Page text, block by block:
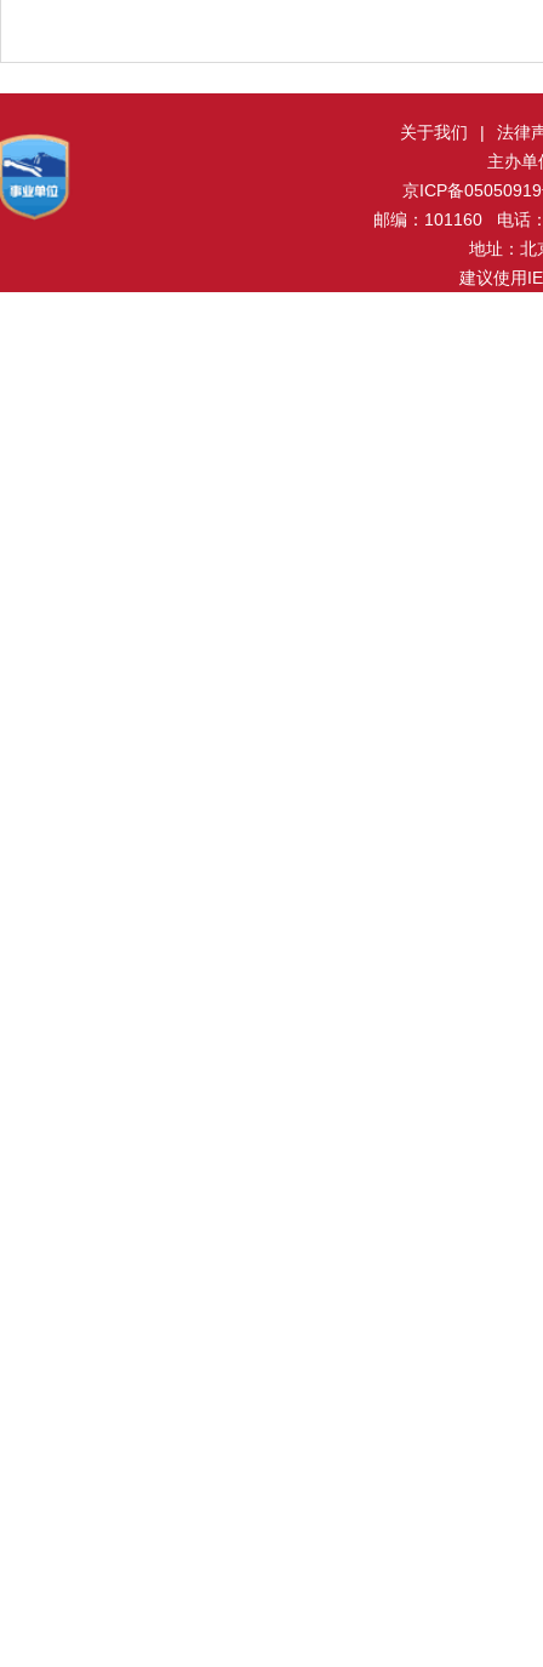
关于我们 |
法律
主办
京ICP备
邮编：101160 电话
地址：北
建议使用